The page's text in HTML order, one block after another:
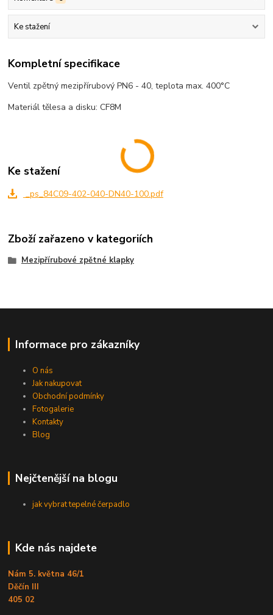
Ke stažení
Kompletní specifikace
Ventil zpětný mezipřírubový PN6 - 40, teplota max. 400°C
Materiál tělesa a disku: CF8M
Ke stažení
_ps_84C09-402-040-DN40-100.pdf
Zboží zařazeno v kategoriích
Mezipřírubové zpětné klapky
Informace pro zákazníky
O nás
Jak nakupovat
Obchodní podmínky
Fotogalerie
Kontakty
Blog
Nejčtenější na blogu
jak vybrat tepelné čerpadlo
Kde nás najdete
Nám 5. května 46/1
Děčín III
405 02